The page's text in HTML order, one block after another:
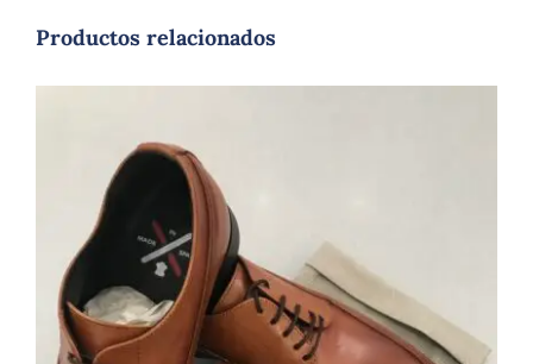
Productos relacionados